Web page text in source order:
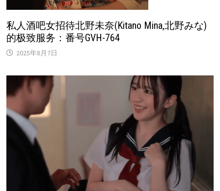
私人酒吧女招待北野未奈(Kitano Mina,北野みな)
的极致服务：番号GVH-764
2025年8月7日